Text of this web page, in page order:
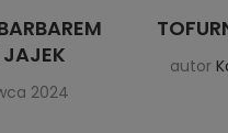
JAJEK
2024
autor